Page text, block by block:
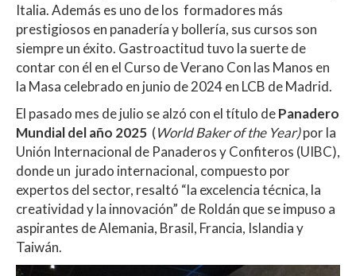
Italia. Además es uno de los formadores más
prestigiosos en panadería y bollería, sus cursos son
siempre un éxito. Gastroactitud tuvo la suerte de
contar con él en el Curso de Verano Con las Manos en
la Masa celebrado en junio de 2024 en LCB de Madrid.
El pasado mes de julio se alzó con el título dePanadero
Mundial del año 2025 (World Baker of the Year)por la
Unión Internacional de Panaderos y Confiteros (UIBC),
donde un jurado internacional, compuesto por
expertos del sector, resaltó “la excelencia técnica, la
creatividad y la innovación” de Roldán que se impuso a
aspirantes de Alemania, Brasil, Francia, Islandia y
Taiwán.